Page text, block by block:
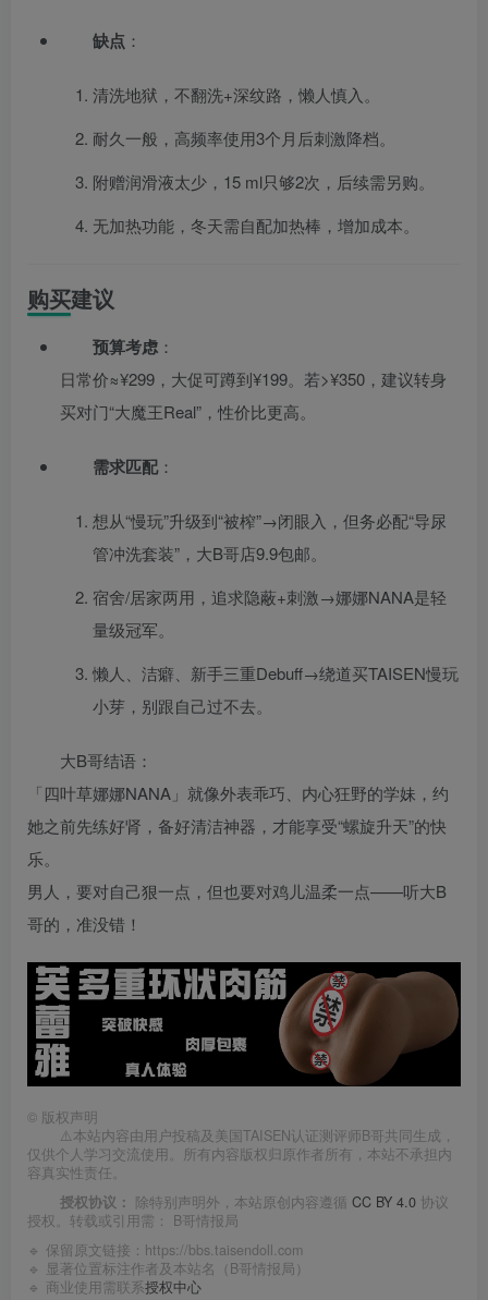
缺点 ：
清洗地狱，不翻洗+深纹路，懒人慎入。
耐久一般，高频率使用3个月后刺激降档。
附赠润滑液太少，15 ml只够2次，后续需另购。
无加热功能，冬天需自配加热棒，增加成本。
购买建议
预算考虑 ：
日常价≈¥299，大促可蹲到¥199。若>¥350，建议转身
买对门“大魔王Real”，性价比更高。
需求匹配：
想从“慢玩”升级到“被榨”→闭眼入，但务必配“导尿
管冲洗套装”，大B哥店9.9包邮。
宿舍/居家两用，追求隐蔽+刺激→娜娜NANA是轻
量级冠军。
懒人、洁癖、新手三重Debuff→绕道买TAISEN慢玩
小芽，别跟自己过不去。
大B哥结语：
「四叶草娜娜NANA」就像外表乖巧、内心狂野的学妹，约
她之前先练好肾，备好清洁神器，才能享受“螺旋升天”的快
乐。
男人，要对自己狠一点，但也要对鸡儿温柔一点——听大B
哥的，准没错！
© 版权声明
⚠️本站内容由用户投稿及美国TAISEN认证测评师B哥共同生成，
仅供个人学习交流使用。所有内容版权归原作者所有，本站不承担内
容真实性责任。
授权协议： 除特别声明外，本站原创内容遵循 CC BY 4.0 协议
授权。转载或引用需： B哥情报局
🔹 保留原文链接： https://bbs.taisendoll.com
🔹 显著位置标注作者及本站名（B哥情报局）
🔹 商业使用需联系授权中心